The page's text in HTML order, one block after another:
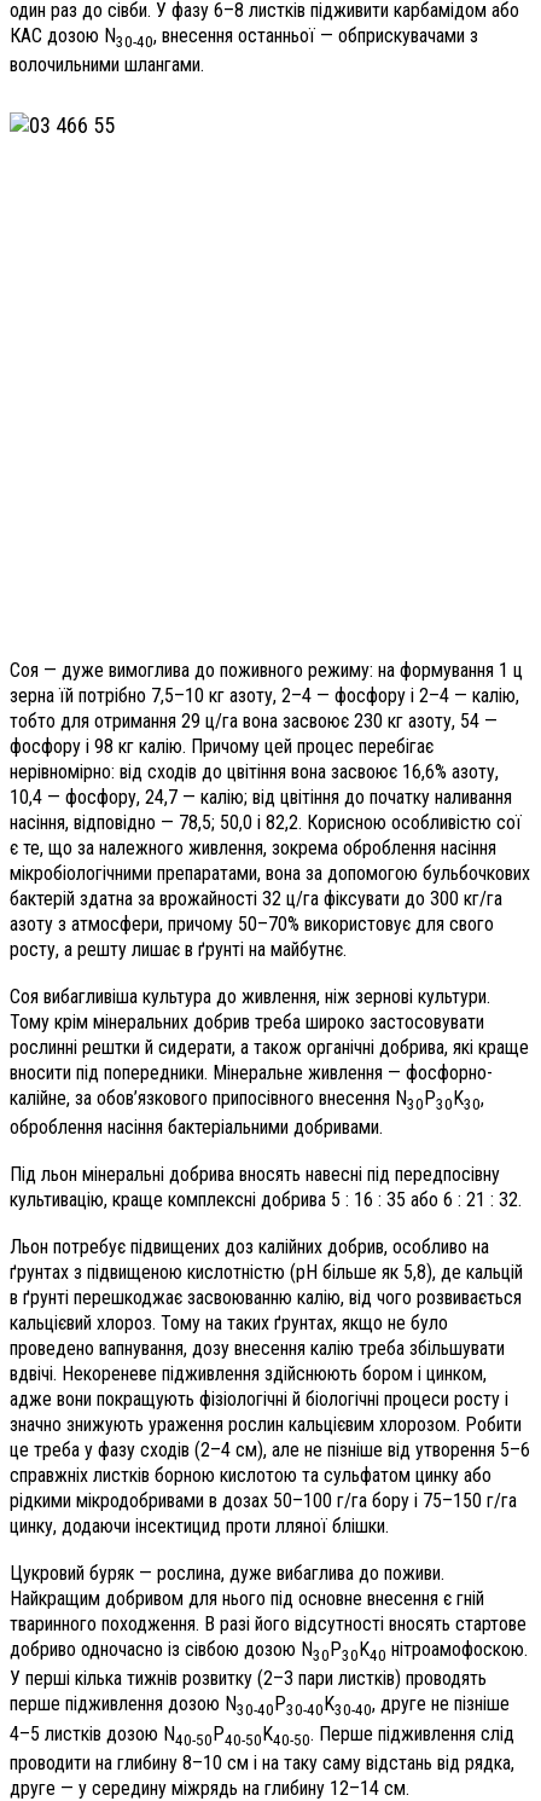
один раз до сівби. У фазу 6–8 листків підживити карбамідом або
КАС дозою N30-40, внесення останньої — обприскувачами з
волочильними шлангами.
Соя — дуже вимоглива до поживного режиму: на формування 1 ц
зерна їй потрібно 7,5–10 кг азоту, 2–4 — фосфору і 2–4 — калію,
тобто для отримання 29 ц/га вона засвоює 230 кг азоту, 54 —
фосфору і 98 кг калію. Причому цей процес перебігає
нерівномірно: від сходів до цвітіння вона засвоює 16,6% азоту,
10,4 — фосфору, 24,7 — калію; від цвітіння до початку наливання
насіння, відповідно — 78,5; 50,0 і 82,2. Корисною особливістю сої
є те, що за належного живлення, зокрема оброблення насіння
мікробіологічними препаратами, вона за допомогою бульбочкових
бактерій здатна за врожайності 32 ц/га фіксувати до 300 кг/га
азоту з атмосфери, причому 50–70% використовує для свого
росту, а решту лишає в ґрунті на майбутнє.
Соя вибагливіша культура до живлення, ніж зернові культури.
Тому крім мінеральних добрив треба широко застосовувати
рослинні рештки й сидерати, а також органічні добрива, які краще
вносити під попередники. Мінеральне живлення — фосфорно-
калійне, за обов’язкового припосівного внесення N30P30K30,
оброблення насіння бактеріальними добривами.
Під льон мінеральні добрива вносять навесні під передпосівну
культивацію, краще комплексні добрива 5 : 16 : 35 або 6 : 21 : 32.
Льон потребує підвищених доз калійних добрив, особливо на
ґрунтах з підвищеною кислотністю (рН більше як 5,8), де кальцій
в ґрунті перешкоджає засвоюванню калію, від чого розвивається
кальцієвий хлороз. Тому на таких ґрунтах, якщо не було
проведено вапнування, дозу внесення калію треба збільшувати
вдвічі. Некореневе підживлення здійснюють бором і цинком,
адже вони покращують фізіологічні й біологічні процеси росту і
значно знижують ураження рослин кальцієвим хлорозом. Робити
це треба у фазу сходів (2–4 см), але не пізніше від утворення 5–6
справжніх листків борною кислотою та сульфатом цинку або
рідкими мікродобривами в дозах 50–100 г/га бору і 75–150 г/га
цинку, додаючи інсектицид проти лляної блішки.
Цукровий буряк — рослина, дуже вибаглива до поживи.
Найкращим добривом для нього під основне внесення є гній
тваринного походження. В разі його відсутності вносять стартове
добриво одночасно із сівбою дозою N30P30K40 нітроамофоскою.
У перші кілька тижнів розвитку (2–3 пари листків) проводять
перше підживлення дозою N30-40 P30-40 K30-40, друге не пізніше
4–5 листків дозою N40-50P40-50K40-50. Перше підживлення слід
проводити на глибину 8–10 см і на таку саму відстань від рядка,
друге — у середину міжрядь на глибину 12–14 см.